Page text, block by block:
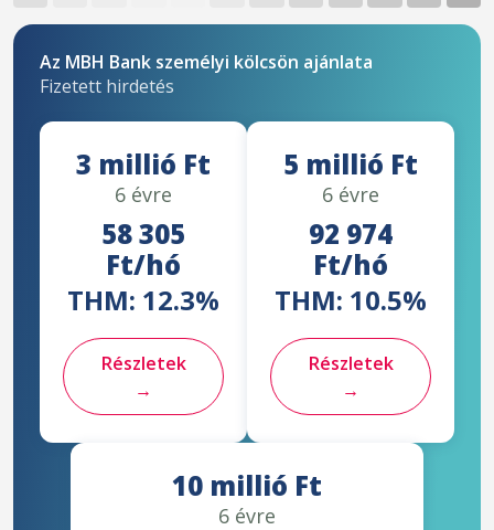
Az MBH Bank személyi kölcsön ajánlata
Fizetett hirdetés
3 millió Ft
6 évre
58 305
Ft/hó
THM: 12.3%
Részletek
→
5 millió Ft
6 évre
92 974
Ft/hó
THM: 10.5%
Részletek
→
10 millió Ft
6 évre